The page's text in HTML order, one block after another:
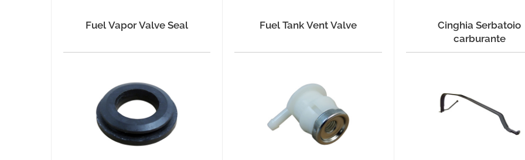
Fuel Vapor Valve Seal Fuel Tank Vent Valve
Cinghia Serbatoio
carburante